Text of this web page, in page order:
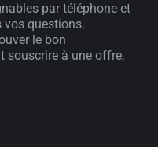
par téléphone et
vos questions.
le bon
souscrire à une offre,